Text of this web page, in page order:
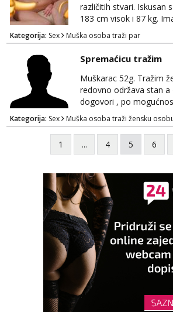
različitih stvari. Iskusan
183 cm visok i 87 kg.
parovima, potpuno sam
privatnost je apsolutno
parovi mogu me
WhatsAppa ili Vibera.
trebaju slati poruke ili
nisu ozbiljni.
Kategorija: Sex Muška osoba traži par
Spremaćicu tražim
Muškarac 52g. Tražim
redovno održava stan
dogovori , po
dio Zagreba .Javiti se
WhatsApp 0958634499
Kategorija: Sex Muška osoba traži žensku
1 ... 4 5 6